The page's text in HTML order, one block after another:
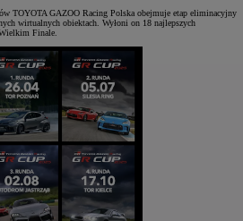
TOYOTA GAZOO Racing Polska obejmuje etap eliminacyjny
wirtualnych obiektach. Wyłoni on 18 najlepszych
Finale.